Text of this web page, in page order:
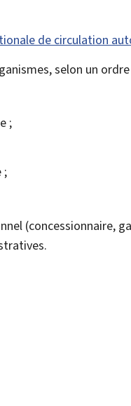
de circulation
selon un
;
;
(concessionnaire,